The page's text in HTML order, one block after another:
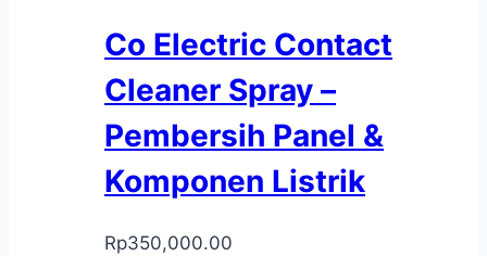
Co Electric Contact
Cleaner Spray –
Pembersih Panel &
Komponen Listrik
Rp350,000.00